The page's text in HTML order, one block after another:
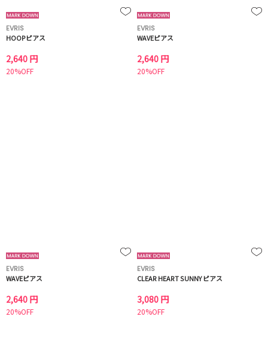
EVRIS
HOOPピアス
2,640 円
20%OFF
EVRIS
WAVEピアス
2,640 円
20%OFF
EVRIS
WAVEピアス
2,640 円
20%OFF
EVRIS
CLEAR HEART SUNNY ピアス
3,080 円
20%OFF